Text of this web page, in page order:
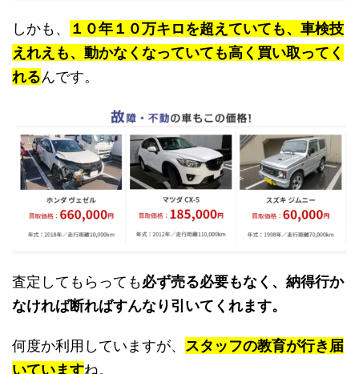
しかも、
１０年１０万キロを超えていても、車検技
えれえも、動かなくなっていても高く買い取ってく
れるんです。
査定してもらっても必ず売る必要もなく、納得行か
なければ断ればすんなり引いてくれます。
何度か利用していますが、 スタッフの教育が行き届
いていますね。